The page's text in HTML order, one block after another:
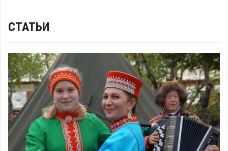
СТАТЬИ